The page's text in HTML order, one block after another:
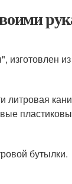
бутылки.